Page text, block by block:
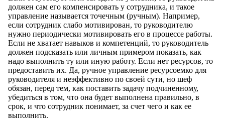
должен сам его компенсировать у сотрудника, и такое
управление называется точечным (ручным). Например,
если сотрудник слабо мотивирован, то руководителю
нужно периодически мотивировать его в процессе работы.
Если не хватает навыков и компетенций, то руководитель
должен подсказать или личным примером показать, как
надо выполнить ту или иную работу. Если нет ресурсов, то
предоставить их. Да, ручное управление ресурсоемко для
руководителя и неэффективно по своей сути, но шеф
обязан, перед тем, как поставить задачу подчиненному,
убедиться в том, что она будет выполнена правильно, в
срок, и что сотрудник понимает, за счет чего и как ее
выполнить.